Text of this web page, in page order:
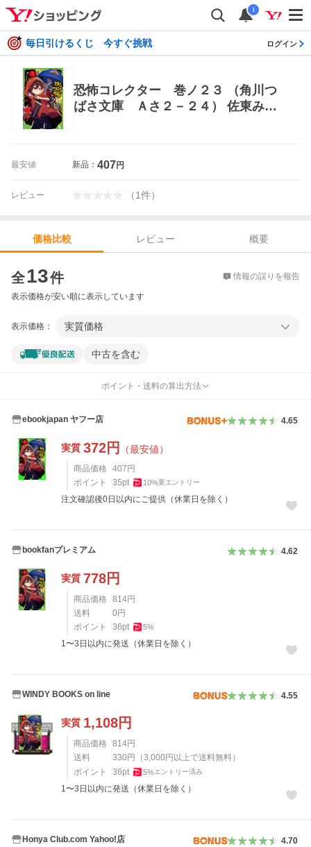
i
毎日引けるくじ 今すぐ挑戦 ログイン
恐怖コレクター 巻ノ２３ （角川つ
ばさ文庫 Ａさ２－２４） 佐東みど
最安値 新品： 407円
レビュー （1件）
価格比較 レビュー
概要
全13件 情報の誤りを報告
表示価格が安い順に表示しています
表示価格： 実質価格
中古を含む
ポイント・送料の算出方法
ebookjapan ヤフー店 4.65
実質 372円 （最安値）
商品価格 407 円
ポイント
35pt 10%要エントリー
注文確認後0日以内にご提供（休業日を除く）
bookfanプレミアム 4.62
実質 778円
商品価格 814円
送料
0 円
ポイント
36pt 5%
1〜3日以内に発送（休業日を除く）
WINDY BOOKS on line 4.55
実質 1,108円
商品価格 814円
送料
330 円 （3,000 円以上で送料無料）
ポイント
36pt 5%エントリー済み
1〜3日以内に発送（休業日を除く）
Honya Club.com Yahoo!店 4.70